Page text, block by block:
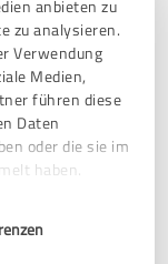
anbieten zu
zu analysieren.
Verwendung
Medien,
führen diese
Daten
oder die sie im
haben.